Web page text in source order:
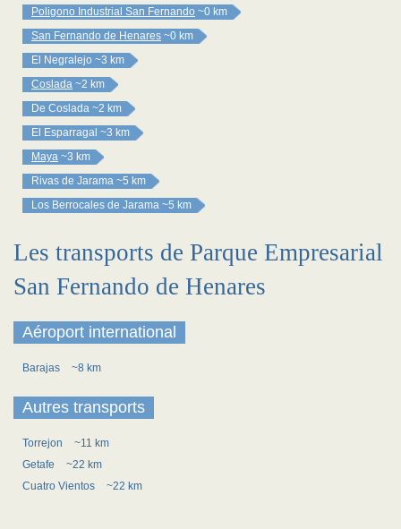
Poligono Industrial San Fernando ~0 km
San Fernando de Henares ~0 km
El Negralejo ~3 km
Coslada ~2 km
De Coslada ~2 km
El Esparragal ~3 km
Maya ~3 km
Rivas de Jarama ~5 km
Los Berrocales de Jarama ~5 km
Les transports de Parque Empresarial
San Fernando de Henares
Aéroport international
Barajas ~8 km
Autres transports
Torrejon
~11 km
Getafe
~22 km
Cuatro Vientos
~22 km